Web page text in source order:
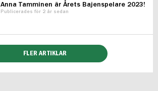
Anna Tamminen är Årets Bajenspelare 2023!
Publicerades för 2 år sedan
FLER ARTIKLAR